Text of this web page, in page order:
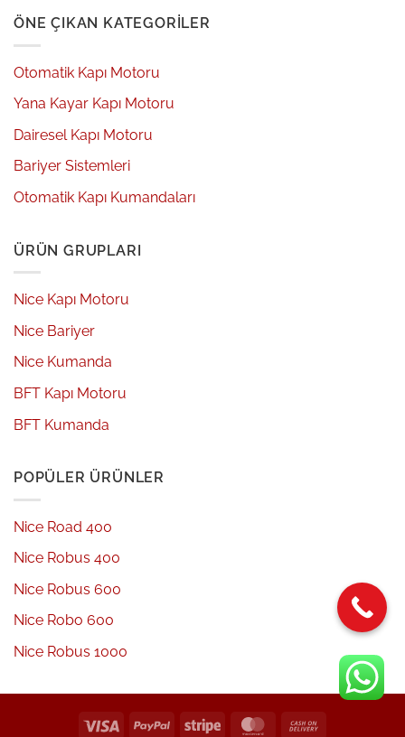
ÖNE ÇIKAN KATEGORILER
Otomatik Kapı Motoru
Yana Kayar Kapı Motoru
Dairesel Kapı Motoru
Bariyer Sistemleri
Otomatik Kapı Kumandaları
ÜRÜN GRUPLARI
Nice Kapı Motoru
Nice Bariyer
Nice Kumanda
BFT Kapı Motoru
BFT Kumanda
POPÜLER ÜRÜNLER
Nice Road 400
Nice Robus 400
Nice Robus 600
Nice Robo 600
Nice Robus 1000
Visa PayPal Stripe MasterCard